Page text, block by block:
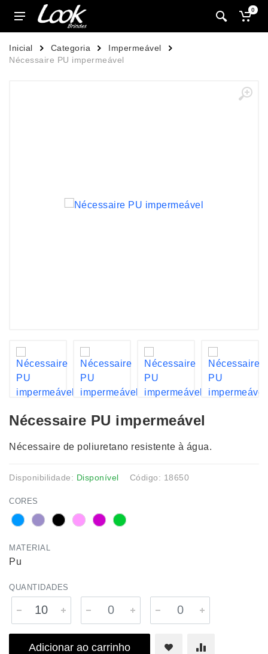
0
Inicial Categoria
Impermeável
Nécessaire PU impermeável
Nécessaire PU impermeável
Nécessaire de poliuretano resistente à água.
Disponibilidade: Disponível Código: 18650
CORES
MATERIAL
Pu
QUANTIDADES
Adicionar ao carrinho